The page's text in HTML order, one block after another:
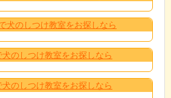
犬のしつけ教室をお探しなら
犬のしつけ教室をお探しなら
のしつけ教室をお探しなら